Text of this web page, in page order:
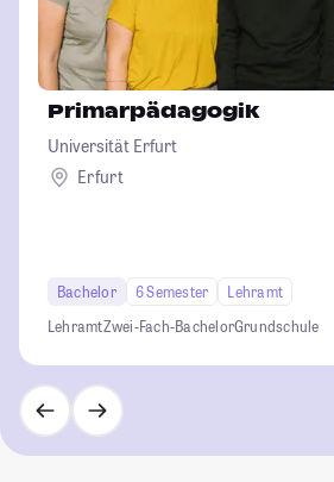
Primarpädagogik
Universität Erfurt
Erfurt
Bachelor 6 Semester
Lehramt
LehramtZwei-Fach-BachelorGrundschule